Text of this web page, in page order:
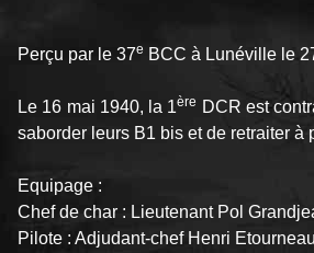
Perçu par le 37e BCC à Lunéville le
Le 16 mai 1940, la 1ère DCR est
saborder leurs B1 bis et de retraiter à
Equipage :
Chef de char : Lieutenant Pol
Pilote : Adjudant-chef Henri Etourneau